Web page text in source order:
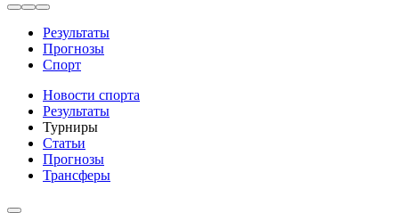
Результаты
Прогнозы
Спорт
Новости спорта
Результаты
Турниры
Статьи
Прогнозы
Трансферы